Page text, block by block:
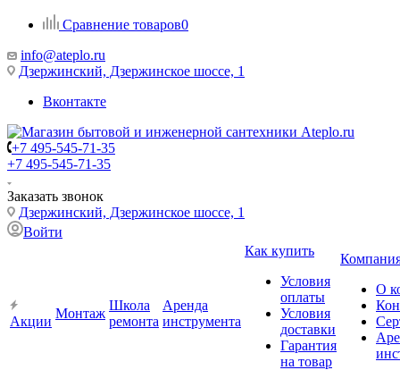
Сравнение товаров0
info@ateplo.ru
Дзержинский, Дзержинское шоссе, 1
Вконтакте
+7 495-545-71-35
+7 495-545-71-35
Заказать звонок
Дзержинский, Дзержинское шоссе, 1
Войти
Акции
Монтаж
Школа
ремонта
Аренда
инструмента
Как купить
Условия
оплаты
Условия
доставки
Гарантия
на товар
О